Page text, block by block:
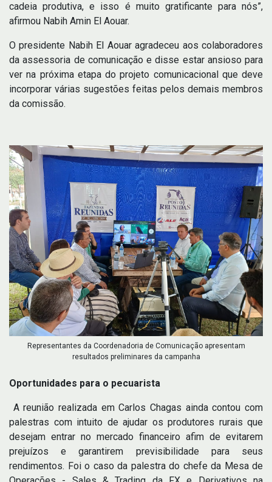
cadeia produtiva, e isso é muito gratificante para nós”,
afirmou Nabih Amin El Aouar.
O presidente Nabih El Aouar agradeceu aos colaboradores
da assessoria de comunicação e disse estar ansioso para
ver na próxima etapa do projeto comunicacional que deve
incorporar várias sugestões feitas pelos demais membros
da comissão.
Representantes da Coordenadoria de Comunicação apresentam
resultados preliminares da campanha
Oportunidades para o pecuarista
A reunião realizada em Carlos Chagas ainda contou com
palestras com intuito de ajudar os produtores rurais que
desejam entrar no mercado financeiro afim de evitarem
prejuízos e garantirem previsibilidade para seus
rendimentos. Foi o caso da palestra do chefe da Mesa de